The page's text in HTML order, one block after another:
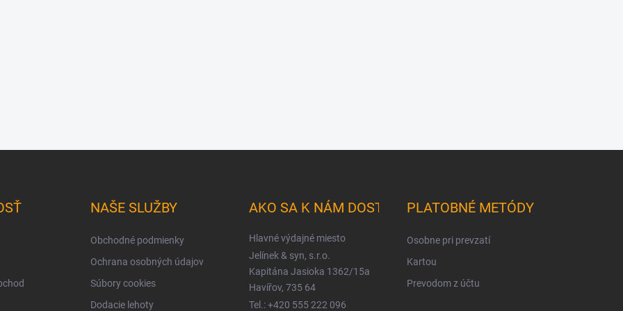
NAŠE SLUŽBY
Obchodné podmienky
Ochrana osobných údajov
Súbory cookies
Dodacie lehoty
AKO SA K NÁM DOSTANETE
Hlavné výdajné miesto
Jelínek & syn, s.r.o.
Kapitána Jasioka 1362/15a
Havířov, 735 64
Tel.: +420 555 222 096
PLATOBNÉ METÓDY
Osobne pri prevzatí
Kartou
Prevodom z účtu